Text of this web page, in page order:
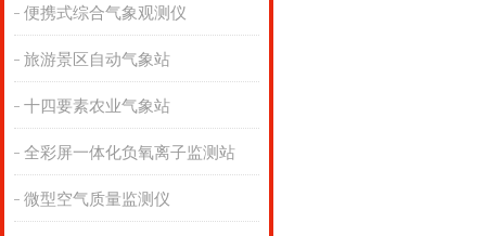
便携式综合气象观测仪
旅游景区自动气象站
十四要素农业气象站
全彩屏一体化负氧离子监测站
微型空气质量监测仪